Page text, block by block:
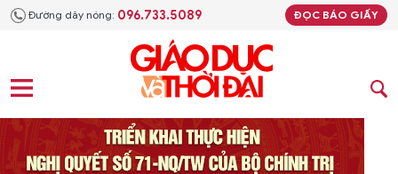
Đường dây nóng: 096.733.5089 ĐỌC BÁO GIẤY